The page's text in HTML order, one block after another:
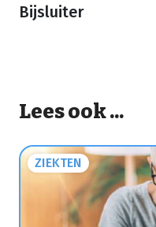
Bijsluiter
Lees ook ...
ZIEKTEN